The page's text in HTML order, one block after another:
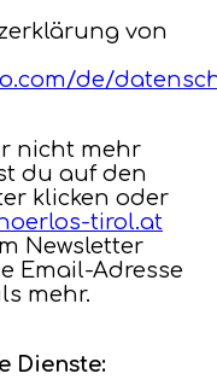
von
de/
nicht mehr
du auf den
klicken oder
tirol.at
Newsletter
Email-Adresse
mehr.
Dienste: